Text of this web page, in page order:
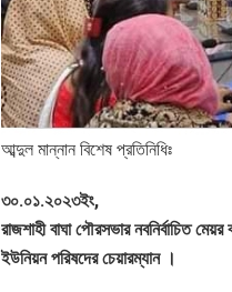
আব্দুল মান্নান বিশেষ প্রতিনিধিঃ
৩০.০১.২০২৩ইং,
রাজশাহী বাঘা পৌরসভার নবনির্বাচিত
ইউনিয়ন পরিষদের চেয়ারম্যান ।